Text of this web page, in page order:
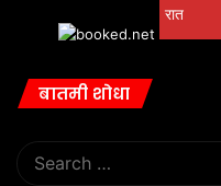
रात
बातमी शोधा